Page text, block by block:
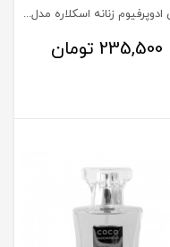
ادکلن ادوپرفیوم زنانه اسکلاره مدل Toronto حجم 85 میلی لیتر
235,500تومان